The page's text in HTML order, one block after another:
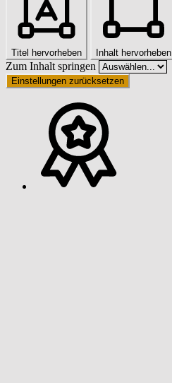
Titel hervorheben Inhalt hervorheben
Zum Inhalt springen
Einstellungen zurücksetzen